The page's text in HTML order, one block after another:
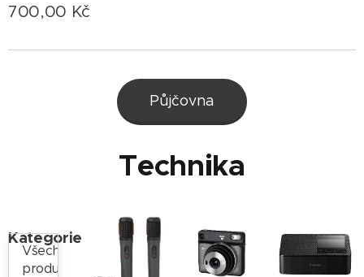
700,00 Kč
Půjčovna
Technika
Kategorie
Všechny
produkty